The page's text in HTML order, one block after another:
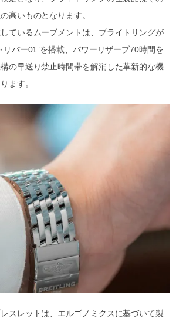
高いものとなります。
ているムーブメントは、ブライトリングが
リバー01”を搭載、パワーリザーブ70時間を
の早送り禁止時間帯を解消した革新的な機
ます。
レスレットは、エルゴノミクスに基づいて製